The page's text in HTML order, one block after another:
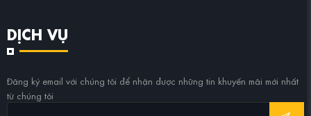
DỊCH VỤ
Đăng ký email với chúng tôi để nhận được những tin khuyến mãi mới nhất
từ chúng tôi